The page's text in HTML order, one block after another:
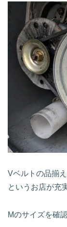
Vベルトの品揃
というお店が充
Mのサイズを確